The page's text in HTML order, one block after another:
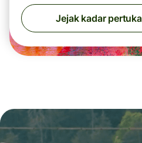
Jejak kadar